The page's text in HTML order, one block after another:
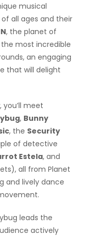
musical
all ages and their
, the planet of
most incredible
an engaging
that will delight
you’ll meet
, Bunny
, the Security
of detective
Estela, and
all from Planet
and lively dance
leads the
actively